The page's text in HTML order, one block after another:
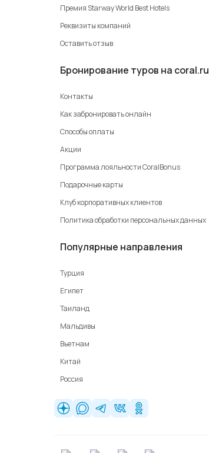
Премия Starway World Best Hotels
Реквизиты компаний
Оставить отзыв
Бронирование туров на coral.ru
Контакты
Как забронировать онлайн
Способы оплаты
Акции
Программа лояльности CoralBonus
Подарочные карты
Клуб корпоративных клиентов
Политика обработки персональных данных
Популярные направления
Турция
Египет
Таиланд
Мальдивы
Вьетнам
Китай
Россия